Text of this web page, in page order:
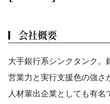
会社概要
大手銀行系シンクタンク。
営業力と実行支援色の強さ
人材輩出企業としても有名